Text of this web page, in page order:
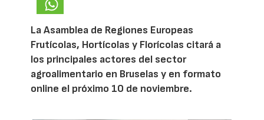
La Asamblea de Regiones Europeas
Frutícolas, Hortícolas y Florícolas citará a
los principales actores del sector
agroalimentario en Bruselas y en formato
online el próximo 10 de noviembre.